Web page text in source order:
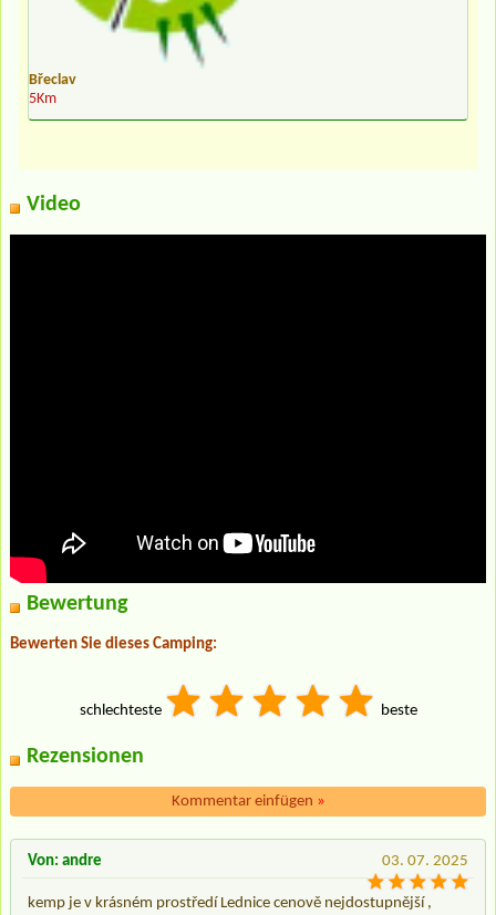
Břeclav
5Km
Video
Bewertung
Bewerten Sie dieses Camping:
schlechteste beste
Rezensionen
Kommentar einfügen »
03. 07. 2025
Von: andre
kemp je v krásném prostředí Lednice cenově nejdostupnější ,